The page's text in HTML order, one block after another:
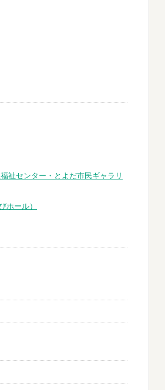
祉センター・とよだ市民ギャラリ
ホール）